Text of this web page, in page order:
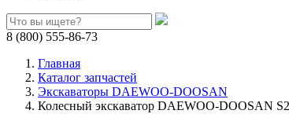
8 (800) 555-86-73
Главная
Каталог запчастей
Экскаваторы DAEWOO-DOOSAN
Колесный экскаватор DAEWOO-DOOSAN